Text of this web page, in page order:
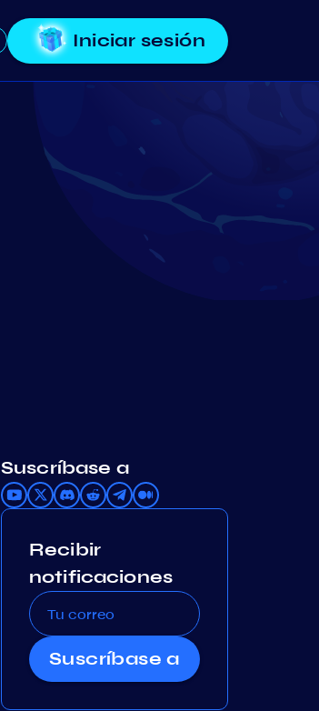
Iniciar sesión
Suscríbase a
Recibir
notificaciones
Suscríbase a